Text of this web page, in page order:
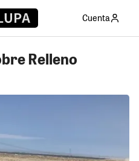
Cuenta
Relleno